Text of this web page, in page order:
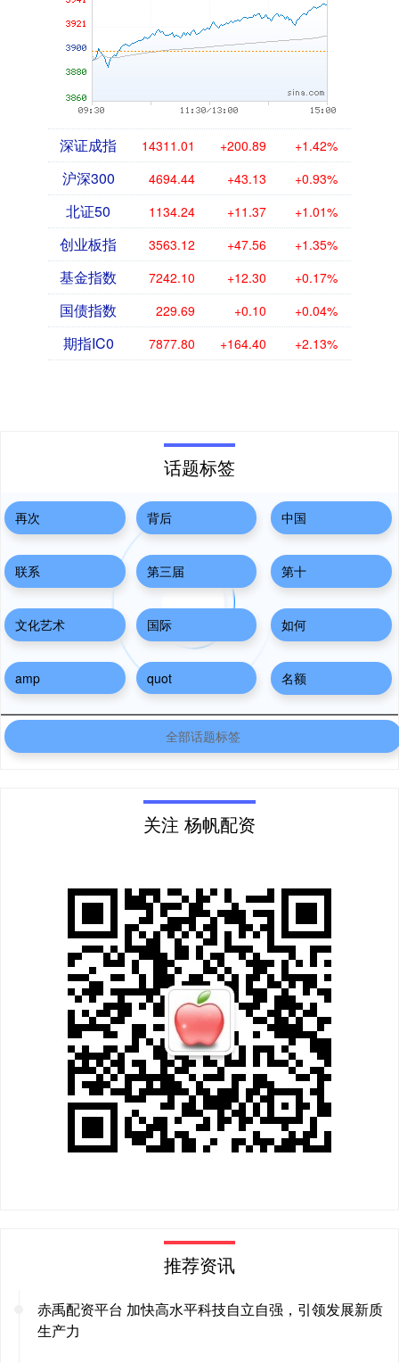
深证成指 14311.01 +200.89 +1.42%
沪深300 4694.44 +43.13 +0.93%
北证50 1134.24 +11.37 +1.01%
创业板指 3563.12 +47.56 +1.35%
基金指数 7242.10 +12.30 +0.17%
国债指数 229.69 +0.10 +0.04%
期指IC0 7877.80 +164.40 +2.13%
话题标签
再次 背后 中国
联系 第三届 第十
文化艺术 国际 如何
amp quot 名额
全部话题标签
关注 杨帆配资
推荐资讯
赤禹配资平台 加快高水平科技自立自强，引领发展新质
生产力